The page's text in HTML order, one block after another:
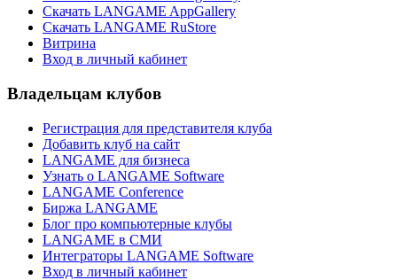
Скачать LANGAME AppGallery
Скачать LANGAME RuStore
Витрина
Вход в личный кабинет
Владельцам клубов
Регистрация для представителя клуба
Добавить клуб на сайт
LANGAME для бизнеса
Узнать о LANGAME Software
LANGAME Conference
Биржа LANGAME
Блог про компьютерные клубы
LANGAME в СМИ
Интеграторы LANGAME Software
Вход в личный кабинет